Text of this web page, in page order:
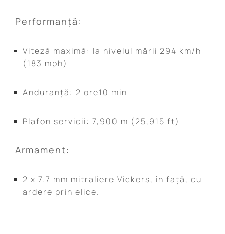
Performanță:
Viteză maximă: la nivelul mării 294 km/h
(183 mph)
Anduranță: 2 ore10 min
Plafon servicii: 7,900 m (25,915 ft)
Armament:
2 x 7.7 mm mitraliere Vickers, în față, cu
ardere prin elice.